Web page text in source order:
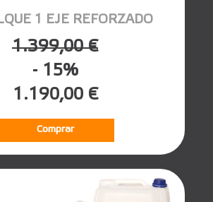
1 EJE REFORZADO
1.399,00 €
- 15%
1.190,00 €
Comprar